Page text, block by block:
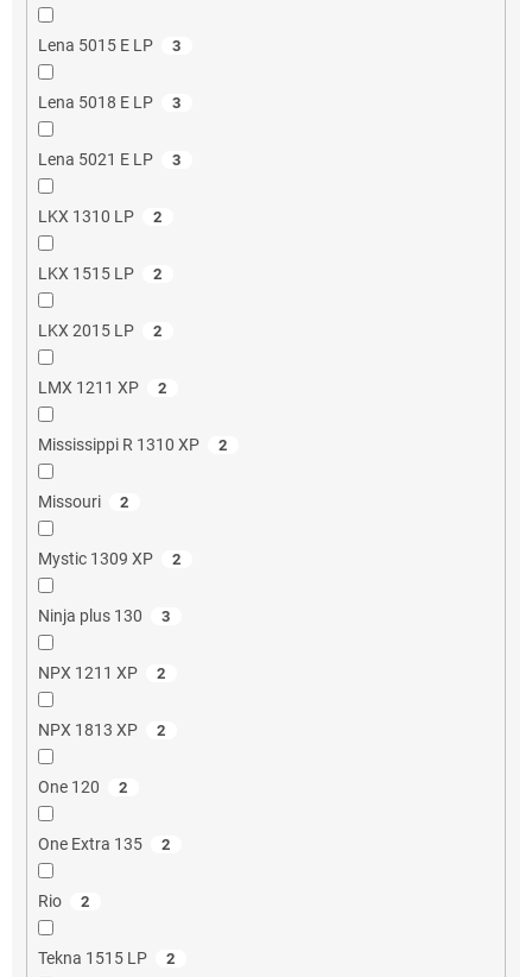
Lena 5015 E LP 3
Lena 5018 E LP 3
Lena 5021 E LP 3
LKX 1310 LP 2
LKX 1515 LP 2
LKX 2015 LP 2
LMX 1211 XP 2
Mississippi R 1310 XP 2
Missouri 2
Mystic 1309 XP 2
Ninja plus 130 3
NPX 1211 XP 2
NPX 1813 XP 2
One 120 2
One Extra 135 2
Rio 2
Tekna 1515 LP 2